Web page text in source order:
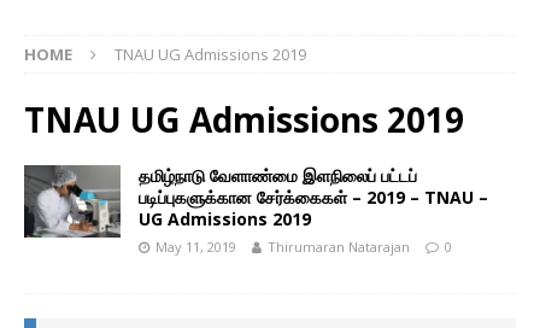
HOME TNAU UG Admissions 2019
TNAU UG Admissions 2019
தமிழ்நாடு வேளாண்மை இளநிலைப் பட்டப்
படிப்புகளுக்கான சேர்க்கைகள் – 2019 – TNAU –
UG Admissions 2019
May 11, 2019 Thirumaran Natarajan 0